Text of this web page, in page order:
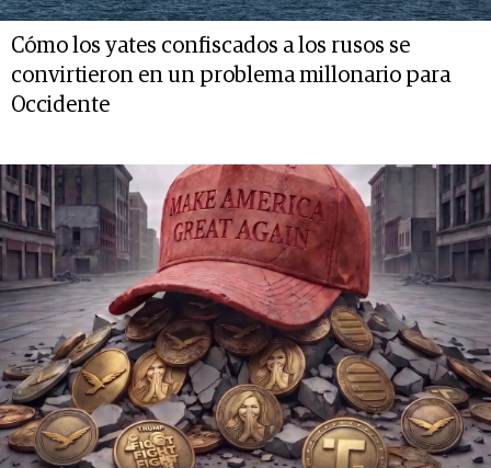
Cómo los yates confiscados a los rusos se
convirtieron en un problema millonario para
Occidente